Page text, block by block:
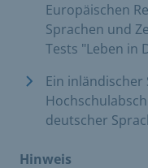
Europäischen
Sprachen und
Tests "Leben in
Ein inländischer
deutscher
Hinweis